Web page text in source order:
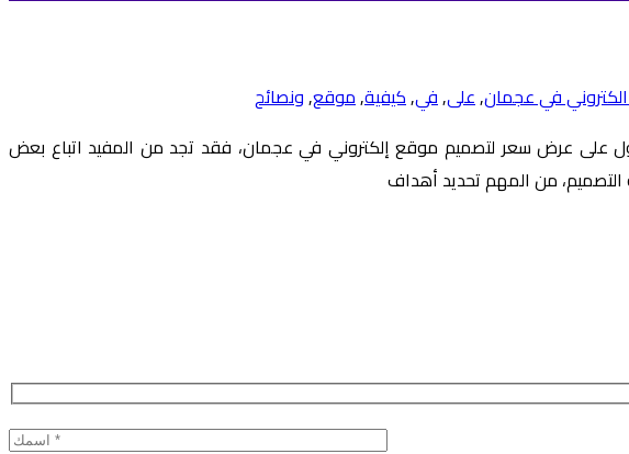
في عجمان,على,في,كيفية,موقع,ونصائح
على عرض سعر لتصميم موقع إلكتروني في عجمان، فقد تجد من المفيد اتباع بعض